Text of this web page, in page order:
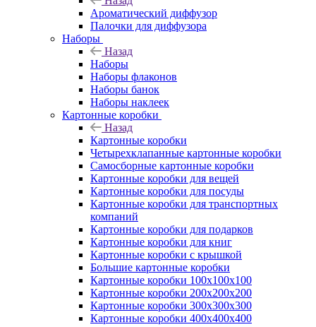
Ароматический диффузор
Палочки для диффузора
Наборы
Назад
Наборы
Наборы флаконов
Наборы банок
Наборы наклеек
Картонные коробки
Назад
Картонные коробки
Четырехклапанные картонные коробки
Самосборные картонные коробки
Картонные коробки для вещей
Картонные коробки для посуды
Картонные коробки для транспортных
компаний
Картонные коробки для подарков
Картонные коробки для книг
Картонные коробки с крышкой
Большие картонные коробки
Картонные коробки 100x100x100
Картонные коробки 200x200x200
Картонные коробки 300x300x300
Картонные коробки 400x400x400